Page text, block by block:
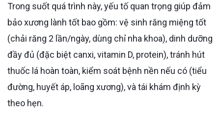
Trong suốt quá trình này, yếu tố quan trọng giúp đảm
bảo xương lành tốt bao gồm: vệ sinh răng miệng tốt
(chải răng 2 lần/ngày, dùng chỉ nha khoa), dinh dưỡng
đầy đủ (đặc biệt canxi, vitamin D, protein), tránh hút
thuốc lá hoàn toàn, kiểm soát bệnh nền nếu có (tiểu
đường, huyết áp, loãng xương), và tái khám định kỳ
theo hẹn.